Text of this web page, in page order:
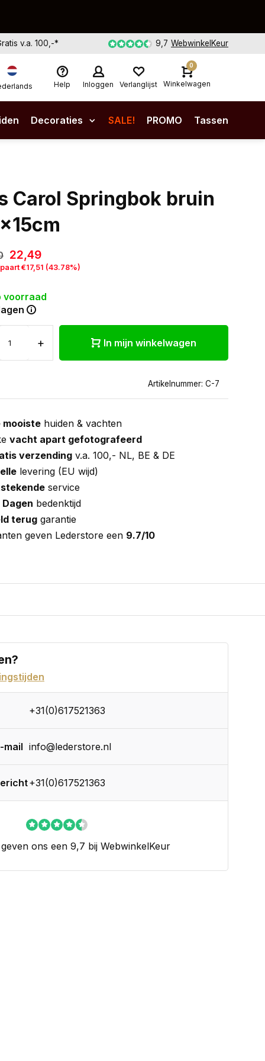
v.a. 100,-* 9,7 WebwinkelKeur
Help Inloggen Verlanglijst
0
Winkelwagen
Decoraties SALE! PROMO Tassen
Carol Springbok bruin
22,49
€17,51 (43.78%)
voorraad
+ In mijn winkelwagen
Artikelnummer: C-7
mooiste huiden & vachten
vacht apart gefotografeerd
verzending v.a. 100,- NL, BE & DE
levering (EU wijd)
service
bedenktijd
terug garantie
geven Lederstore een 9.7/10
+31(0)617521363
mail info@lederstore.nl
+31(0)617521363
ons een 9,7 bij WebwinkelKeur